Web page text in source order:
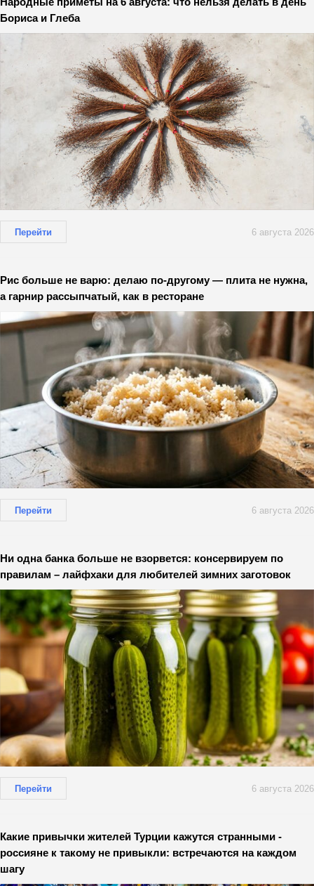
Бориса и Глеба
Перейти 6 августа 2026
Рис больше не варю: делаю по-другому — плита не нужна,
а гарнир рассыпчатый, как в ресторане
Перейти 6 августа 2026
Ни одна банка больше не взорвется: консервируем по
правилам – лайфхаки для любителей зимних заготовок
Перейти 6 августа 2026
Какие привычки жителей Турции кажутся странными -
россияне к такому не привыкли: встречаются на каждом
шагу